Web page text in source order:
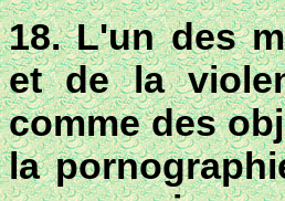
18. L'un des
et de la
comme des
la